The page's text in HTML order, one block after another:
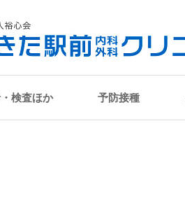
検査ほか 予防接種